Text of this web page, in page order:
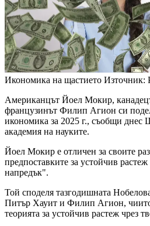
Икономика на щастието Източник:
Американцът Йоел Мокир,
французинът Филип Агион си
икономика за 2025 г., съобщи днес
академия на науките.
Йоел Мокир e отличен за своите
предпоставките за устойчив
напредък".
Той споделя тазгодишната
Питър Хауит и Филип Агион, чиито
теорията за устойчив растеж чрез